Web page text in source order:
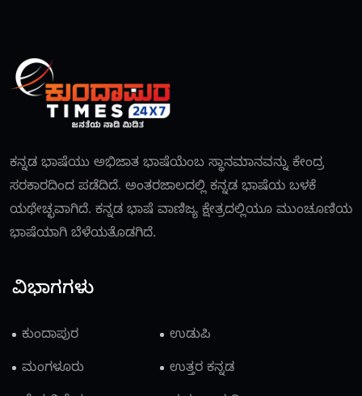
ಕನ್ನಡ ಭಾಷೆಯು ಅಭಿಜಾತ ಭಾಷೆಯೆಂಬ ಸ್ಥಾನಮಾನವನ್ನು ಕೇಂದ್ರ
ಸರಕಾರದಿಂದ ಪಡೆದಿದೆ. ಅಂತರಜಾಲದಲ್ಲಿ ಕನ್ನಡ ಭಾಷೆಯ ಬಳಕೆ
ಯಥೇಚ್ಛವಾಗಿದೆ. ಕನ್ನಡ ಭಾಷೆ ವಾಣಿಜ್ಯ ಕ್ಷೇತ್ರದಲ್ಲಿಯೂ ಮುಂಚೂಣಿಯ
ಭಾಷೆಯಾಗಿ ಬೆಳೆಯತೊಡಗಿದೆ.
ವಿಭಾಗಗಳು
ಕುಂದಾಪುರ
ಉಡುಪಿ
ಮಂಗಳೂರು
ಉತ್ತರ ಕನ್ನಡ